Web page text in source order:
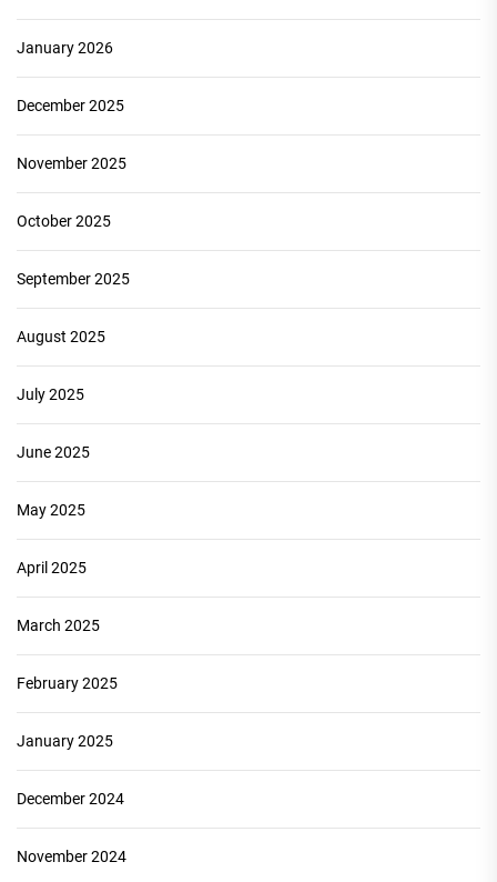
January 2026
December 2025
November 2025
October 2025
September 2025
August 2025
July 2025
June 2025
May 2025
April 2025
March 2025
February 2025
January 2025
December 2024
November 2024